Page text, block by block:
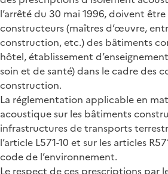
l’arrêté du 30 mai 1996, doivent
constructeurs (maîtres d’œuvre,
construction, etc.) des bâtiments
hôtel, établissement
soin et de santé) dans le cadre des
construction.
La réglementation applicable en
acoustique sur les bâtiments
infrastructures de transports
l’article L571-10 et sur les articles
code de l’environnement.
Le respect de ces prescriptions par